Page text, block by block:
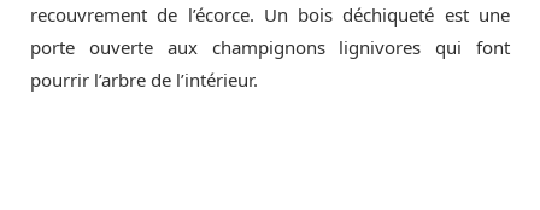
recouvrement de l’écorce. Un bois déchiqueté est une
porte ouverte aux champignons lignivores qui font
pourrir l’arbre de l’intérieur.